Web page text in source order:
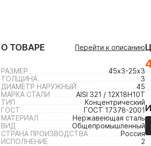
О ТОВАРЕ Перейти к описанию
РАЗМЕР
45х3-25х3
ТОЛЩИНА
3
ДИАМЕТР НАРУЖНЫЙ
45
МАРКА СТАЛИ
AISI 321 / 12Х18Н10Т
ТИП
Концентрический
ГОСТ
ГОСТ 17378-2001
МАТЕРИАЛ
Нержавеющая сталь
ВИД
Общепромышленный
СТРАНА ПРОИЗВОДСТВА
Россия
ИСПОЛНЕНИЕ
2